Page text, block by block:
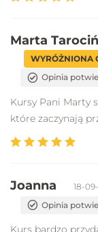
Marta
WYRÓŻNIONA
Opinia
Kursy Pani Marty
które zaczynają
Joanna 18-
Opinia
Kurs bardzo